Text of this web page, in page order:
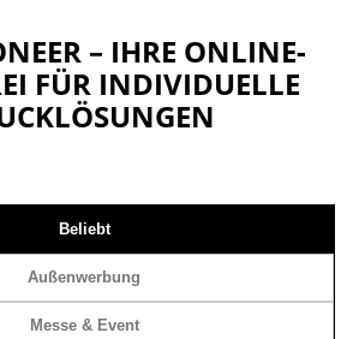
– IHRE ONLINE-
FÜR INDIVIDUELLE
Beliebt
Außenwerbung
Messe & Event